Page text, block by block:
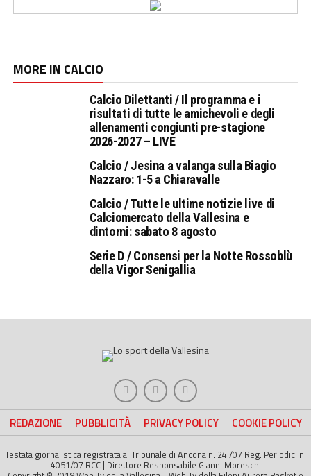
MORE IN CALCIO
Calcio Dilettanti / Il programma e i
risultati di tutte le amichevoli e degli
allenamenti congiunti pre-stagione
2026-2027 – LIVE
Calcio / Jesina a valanga sulla Biagio
Nazzaro: 1-5 a Chiaravalle
Calcio / Tutte le ultime notizie live di
Calciomercato della Vallesina e
dintorni: sabato 8 agosto
Serie D / Consensi per la Notte Rossoblù
della Vigor Senigallia
REDAZIONE PUBBLICITÀ PRIVACY POLICY COOKIE POLICY
Testata giornalistica registrata al Tribunale di Ancona n. 24 /07 Reg. Periodici n.
4051/07 RCC | Direttore Responsabile Gianni Moreschi